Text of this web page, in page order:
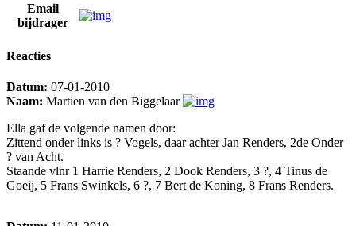
Email
bijdrager
Reacties
Datum: 07-01-2010
Naam: Martien van den Biggelaar
Ella gaf de volgende namen door:
Zittend onder links is ? Vogels, daar achter Jan Renders, 2de Onder
? van Acht.
Staande vlnr 1 Harrie Renders, 2 Dook Renders, 3 ?, 4 Tinus de
Goeij, 5 Frans Swinkels, 6 ?, 7 Bert de Koning, 8 Frans Renders.